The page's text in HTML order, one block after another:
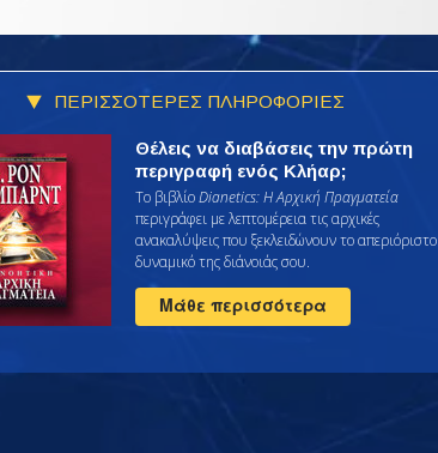
ΠΕΡΙΣΣΟΤΕΡΕΣ ΠΛΗΡΟΦΟΡΙΕΣ
Θέλεις να διαβάσεις την πρώτη
περιγραφή ενός Κλήαρ;
Το βιβλίοDianetics: Η Αρχική Πραγματεία
περιγράφει με λεπτομέρεια τις αρχικές
ανακαλύψεις που ξεκλειδώνουν το απεριόριστο
δυναμικό της διάνοιάς σου.
Μάθε περισσότερα